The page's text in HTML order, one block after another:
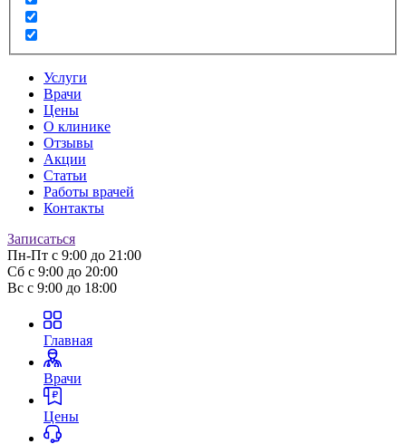
Услуги
Врачи
Цены
О клинике
Отзывы
Акции
Статьи
Работы врачей
Контакты
Записаться
Пн-Пт с 9:00 до 21:00
Сб с 9:00 до 20:00
Вс с 9:00 до 18:00
Главная
Врачи
Цены